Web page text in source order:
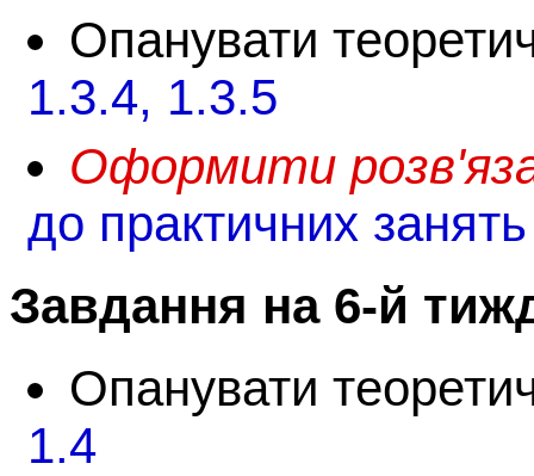
Опанувати
1.3.4, 1.3.5
Оформити
до практичних занять
Завдання на 6-й
Опанувати
1.4